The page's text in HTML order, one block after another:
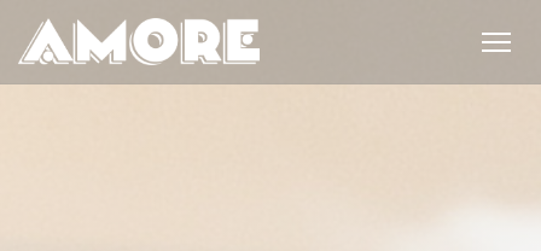
Панель управления cookies